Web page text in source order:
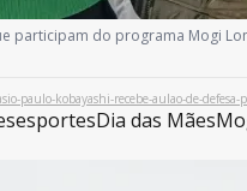
do programa Mogi
paulo-kobayashi-recebe-aulao-de-defesa-
esportesDia das Mães